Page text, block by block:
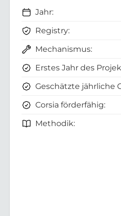
Jahr:
Registry:
Mechanismus:
Erstes Jahr des
Geschätzte jährliche
Corsia förderfähig:
Methodik: